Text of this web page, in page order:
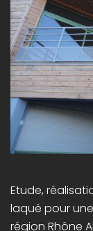
Etude,
laqué pour
région Rhône